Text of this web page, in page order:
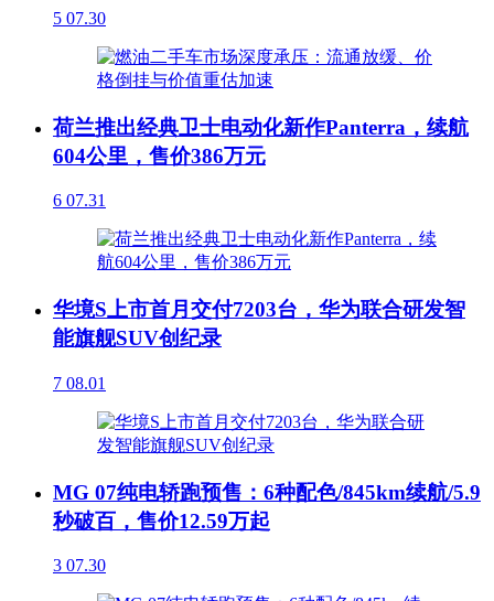
5 07.30
荷兰推出经典卫士电动化新作Panterra，续航
604公里，售价386万元
6 07.31
华境S上市首月交付7203台，华为联合研发智
能旗舰SUV创纪录
7 08.01
MG 07纯电轿跑预售：6种配色/845km续航/5.9
秒破百，售价12.59万起
3 07.30